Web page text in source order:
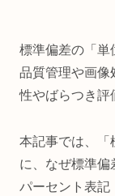
標準偏差の「単
品質管理や画像
性やばらつき評
本記事では、「
に、なぜ標準偏
パーセント表記